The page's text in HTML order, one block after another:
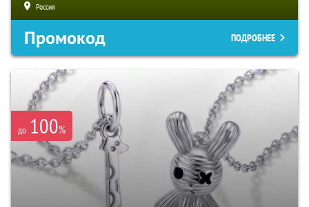
Россия
Промокод ПОДРОБНЕЕ
до 100%